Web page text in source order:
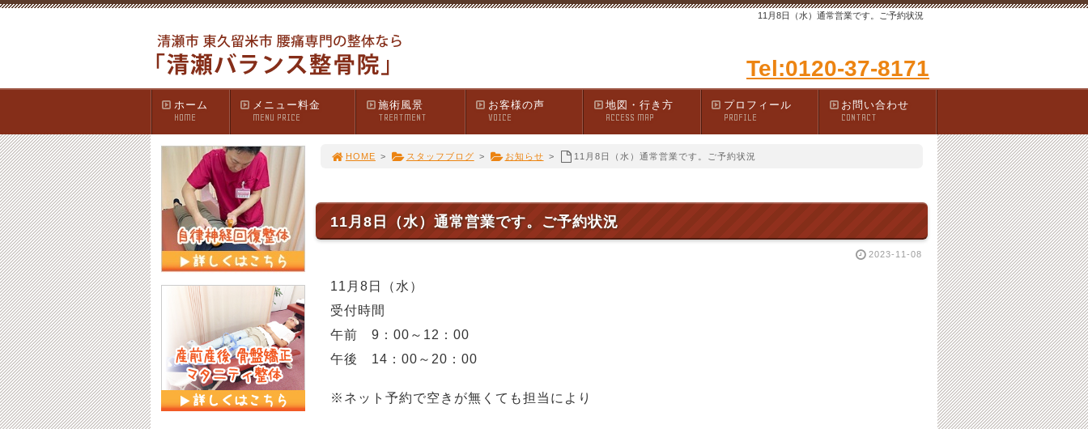
11月8日（水）通常営業です。ご予約状況
Tel:0120-37-8171
ホーム
HOME
メニュー料金
MENU PRICE
施術風景
TREATMENT
お客様の声
VOICE
地図・行き方
ACCESS MAP
プロフィール
PROFILE
お問い合わせ
CONTACT
HOME > スタッフブログ > お知らせ > 11月8日（水）通常営業です。ご予約状況
11月8日（水）通常営業です。ご予約状況
2023-11-08
11月8日（水）
受付時間
午前 9：00～12：00
午後 14：00～20：00
※ネット予約で空きが無くても担当により